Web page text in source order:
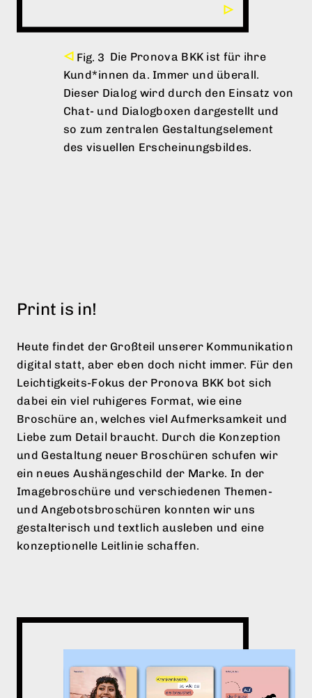
Die Pronova BKK ist für ihre
Kund*innen da. Immer und überall.
Dieser Dialog wird durch den Einsatz von
Chat- und Dialogboxen dargestellt und
so zum zentralen Gestaltungselement
des visuellen Erscheinungsbildes.
Print is in!
Heute findet der Großteil unserer Kommunikation
digital statt, aber eben doch nicht immer. Für den
Leichtigkeits-Fokus der Pronova BKK bot sich
dabei ein viel ruhigeres Format, wie eine
Broschüre an, welches viel Aufmerksamkeit und
Liebe zum Detail braucht. Durch die Konzeption
und Gestaltung neuer Broschüren schufen wir
ein neues Aushängeschild der Marke. In der
Imagebroschüre und verschiedenen Themen-
und Angebotsbroschüren konnten wir uns
gestalterisch und textlich ausleben und eine
konzeptionelle Leitlinie schaffen.